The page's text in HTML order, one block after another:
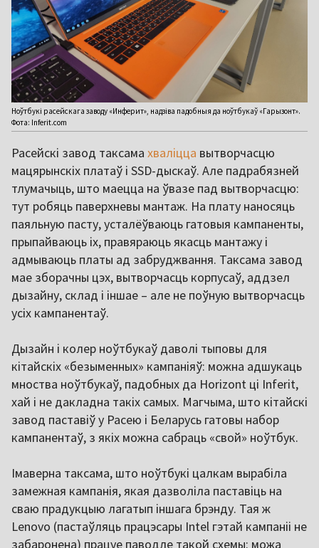
Ноўтбукі расейскага заводу «Инферит», надзіва падобныя да ноўтбукаў «Гарызонт».
Фота: Inferit.com
Расейскі завод таксама хваліцца вытворчасцю
мацярынскіх платаў і SSD-дыскаў. Але падрабязней
тлумачыць, што маецца на ўвазе пад вытворчасцю:
тут робяць паверхневы мантаж. На плату наносяць
паяльную пасту, усталёўваюць гатовыя кампаненты,
прыпайваюць іх, правяраюць якасць мантажу і
адмываюць платы ад забруджвання. Таксама завод
мае зборачны цэх, вытворчасць корпусаў, аддзел
дызайну, склад і іншае – але не поўную вытворчасць
усіх кампанентаў.
Дызайн і колер ноўтбукаў даволі тыповы для
кітайскіх «безыменных» кампаніяў: можна адшукаць
мноства ноўтбукаў, падобных да Horizont ці Inferit,
хай і не дакладна такіх самых. Магчыма, што кітайскі
завод паставіў у Расею і Беларусь гатовы набор
кампанентаў, з якіх можна сабраць «свой» ноўтбук.
Імаверна таксама, што ноўтбукі цалкам вырабіла
замежная кампанія, якая дазволіла паставіць на
сваю прадукцыю лагатып іншага брэнду. Тая ж
Lenovo (пастаўляць працэсары Intel гэтай кампаніі не
забаронена) працуе паводле такой схемы: можа